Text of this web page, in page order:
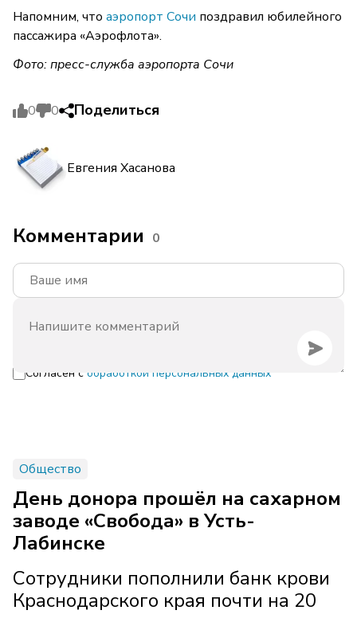
Напомним, что аэропорт Сочи поздравил юбилейного
пассажира «Аэрофлота».
Фото: пресс-служба аэропорта Сочи
0 0 Поделиться
Евгения Хасанова
Комментарии 0
Согласен с обработкой персональных данных
Общество
День донора прошёл на сахарном
заводе «Свобода» в Усть-
Лабинске
Сотрудники пополнили банк крови
Краснодарского края почти на 20